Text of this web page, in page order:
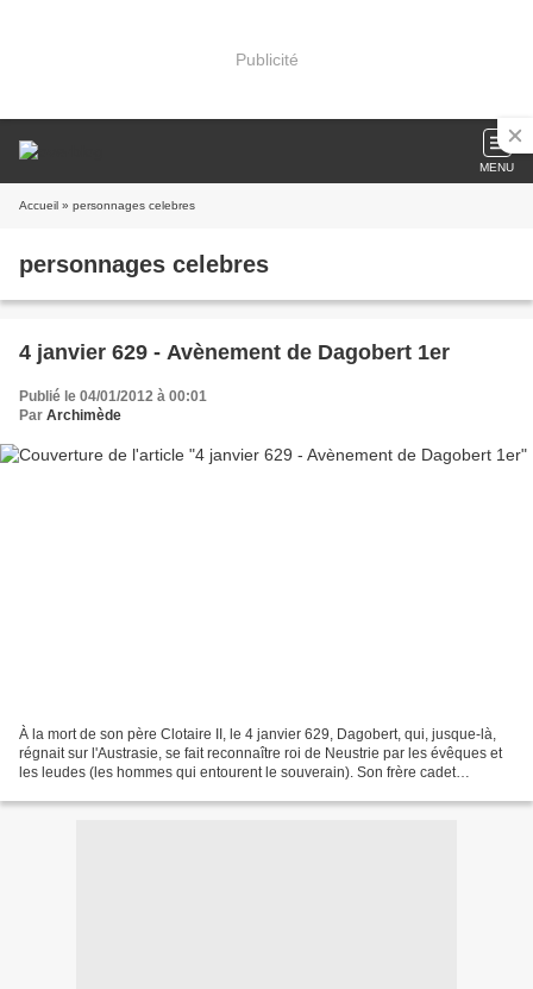
Publicité
MENU
Accueil » personnages celebres
personnages celebres
4 janvier 629 - Avènement de Dagobert 1er
Publié le 04/01/2012 à 00:01
Par Archimède
À la mort de son père Clotaire II, le 4 janvier 629, Dagobert, qui, jusque-là,
régnait sur l'Austrasie, se fait reconnaître roi de Neustrie par les évêques et
les leudes (les hommes qui entourent le souverain). Son frère cadet